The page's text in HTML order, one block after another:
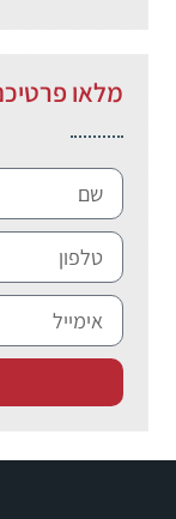
מלאו